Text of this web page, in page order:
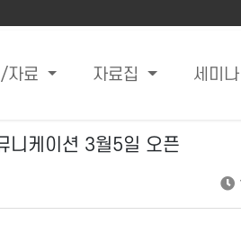
자료 자료집 세미
니케이션 3월5일 오픈